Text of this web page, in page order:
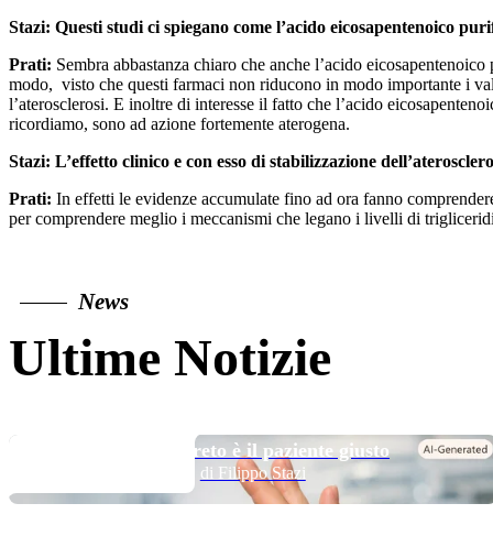
Stazi: Questi studi ci spiegano come l’acido eicosapentenoico
Prati: Sembra abbastanza chiaro che anche l’acido
modo, visto che questi farmaci non riducono in modo importante i
l’aterosclerosi. E inoltre di interesse il fatto che l’acido
ricordiamo, sono ad azione fortemente aterogena.
Stazi: L’effetto clinico e con esso di stabilizzazione
Prati: In effetti le evidenze accumulate fino ad ora fanno
per comprendere meglio i meccanismi che legano i livelli di
News
Ultime Notizie
Long DAPT…? Il segreto è il paziente giusto
di Filippo Stazi